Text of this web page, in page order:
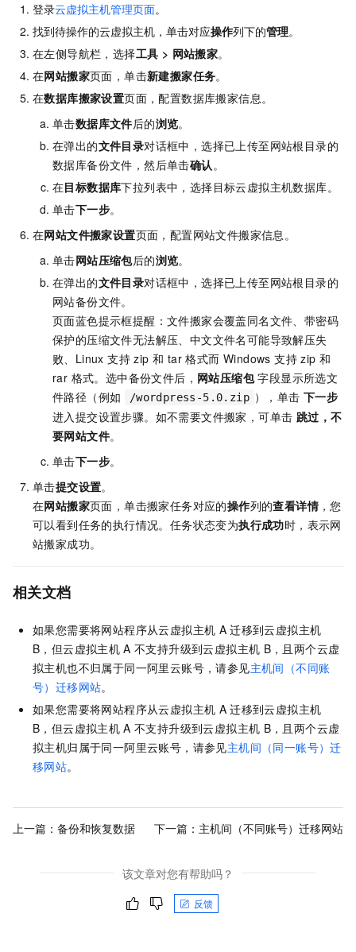
登录云虚拟主机管理页面。
找到待操作的云虚拟主机，单击对应操作列下的管理。
在左侧导航栏，选择工具 > 网站搬家。
在网站搬家页面，单击新建搬家任务。
在数据库搬家设置页面，配置数据库搬家信息。
单击数据库文件后的浏览。
在弹出的文件目录对话框中，选择已上传至网站根目录的
数据库备份文件，然后单击确认。
在目标数据库下拉列表中，选择目标云虚拟主机数据库。
单击下一步。
在网站文件搬家设置页面，配置网站文件搬家信息。
单击网站压缩包后的浏览。
在弹出的文件目录对话框中，选择已上传至网站根目录的
网站备份文件。
页面蓝色提示框提醒：文件搬家会覆盖同名文件、带密码
保护的压缩文件无法解压、中文文件名可能导致解压失
败、Linux 支持 zip 和 tar 格式而 Windows 支持 zip 和
rar 格式。选中备份文件后， 网站压缩包字段显示所选文
件路径（例如
/wordpress-5.0.zip ），单击下一步
进入提交设置步骤。如不需要文件搬家，可单击 跳过，不
要网站文件。
单击下一步。
单击提交设置。
在网站搬家页面，单击搬家任务对应的操作列的查看详情，您
可以看到任务的执行情况。任务状态变为执行成功时，表示网
站搬家成功。
相关文档
如果您需要将网站程序从云虚拟主机 A 迁移到云虚拟主机
B，但云虚拟主机 A 不支持升级到云虚拟主机 B，且两个云虚
拟主机也不归属于同一阿里云账号，请参见主机间（不同账
号）迁移网站。
如果您需要将网站程序从云虚拟主机 A 迁移到云虚拟主机
B，但云虚拟主机 A 不支持升级到云虚拟主机 B，且两个云虚
拟主机归属于同一阿里云账号，请参见主机间（同一账号）迁
移网站。
上一篇： 备份和恢复数据 下一篇： 主机间（不同账号）迁移网站
该文章对您有帮助吗？
反馈